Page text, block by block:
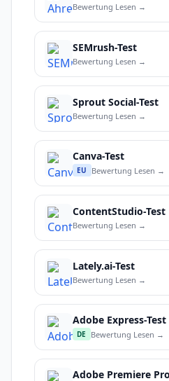
Bewertung Lesen →
SEMrush-Test
Bewertung Lesen →
Sprout Social-Test
Bewertung Lesen →
Canva-Test
EU Bewertung Lesen →
ContentStudio-Test
Bewertung Lesen →
Lately.ai-Test
Bewertung Lesen →
Adobe Express-Test
DE Bewertung Lesen →
Adobe Premiere